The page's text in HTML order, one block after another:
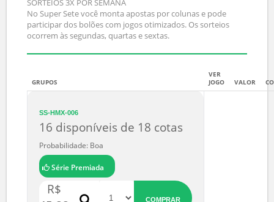
SORTEIOS 3X POR SEMANA
No Super Sete você monta apostas por colunas e pode
participar dos bolões com jogos otimizados. Os sorteios
VER
SS-HMX-006
16 disponíveis de 18 cotas
Probabilidade: Boa
Série Premiada